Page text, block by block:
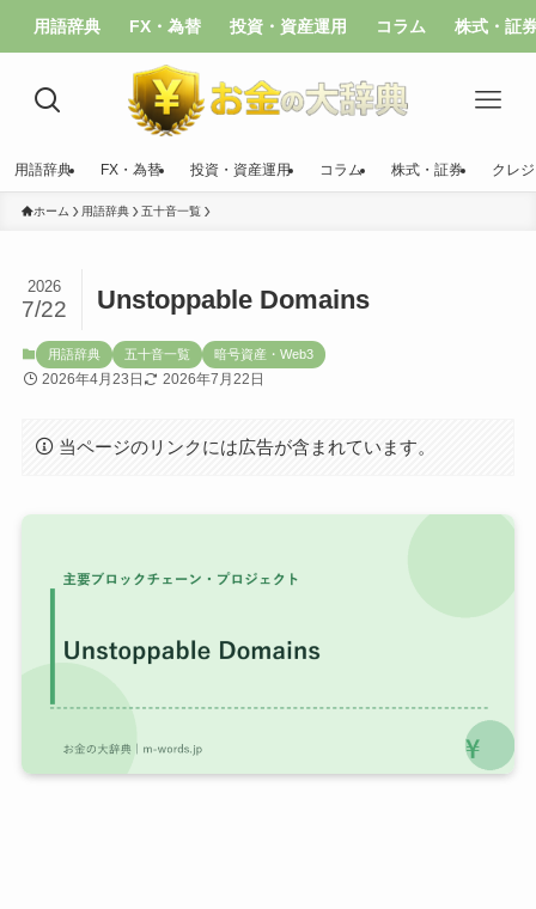
用語辞典 FX・為替 投資・資産運用 コラム 株式・証
用語辞典 FX・為替 投資・資産運用 コラム 株式・証券 クレ
ホーム 用語辞典 五十音一覧
Unstoppable Domains
2026
7/22
用語辞典 五十音一覧 暗号資産・Web3
2026年4月23日 2026年7月22日
当ページのリンクには広告が含まれています。